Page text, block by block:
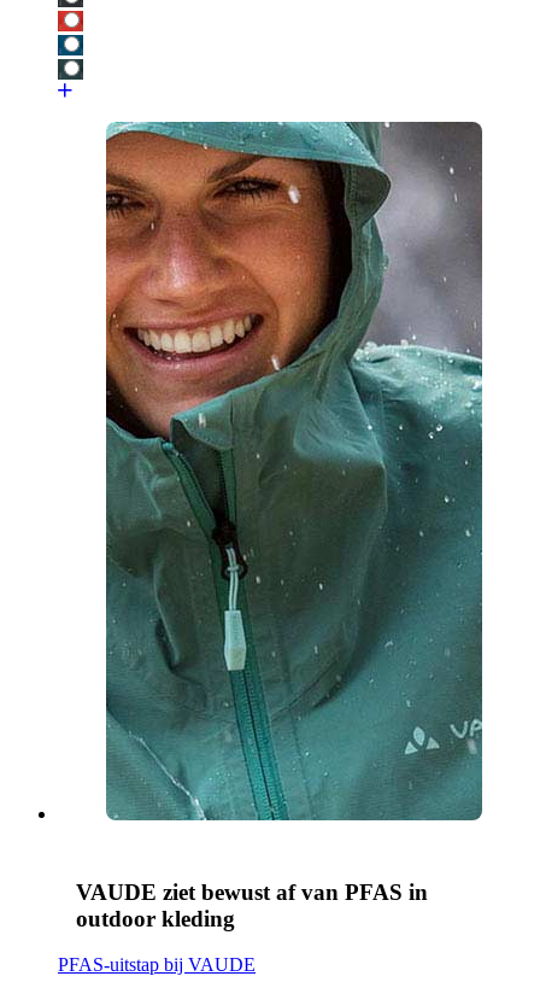
VAUDE ziet bewust af van PFAS in
outdoor kleding
PFAS-uitstap bij VAUDE